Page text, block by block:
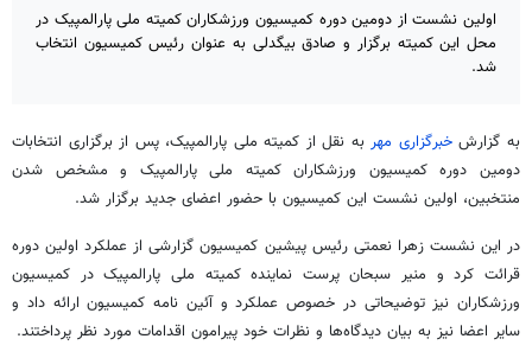
اولین نشست از دومین دوره کمیسیون ورزشکاران کمیته ملی پارالمپیک در
محل این کمیته برگزار و صادق بیگدلی به عنوان رئیس کمیسیون انتخاب
شد.
به گزارشخبرگزاری مهربه نقل از کمیته ملی پارالمپیک، پس از برگزاری انتخابات
دومین دوره کمیسیون ورزشکاران کمیته ملی پارالمپیک و مشخص شدن
منتخبین، اولین نشست این کمیسیون با حضور اعضای جدید برگزار شد.
در این نشست زهرا نعمتی رئیس پیشین کمیسیون گزارشی از عملکرد اولین دوره
قرائت کرد و منیر سبحان پرست نماینده کمیته ملی پارالمپیک در کمیسیون
ورزشکاران نیز توضیحاتی در خصوص عملکرد و آئین نامه کمیسیون ارائه داد و
سایر اعضا نیز به بیان دیدگاه‌ها و نظرات خود پیرامون اقدامات مورد نظر پرداختند.